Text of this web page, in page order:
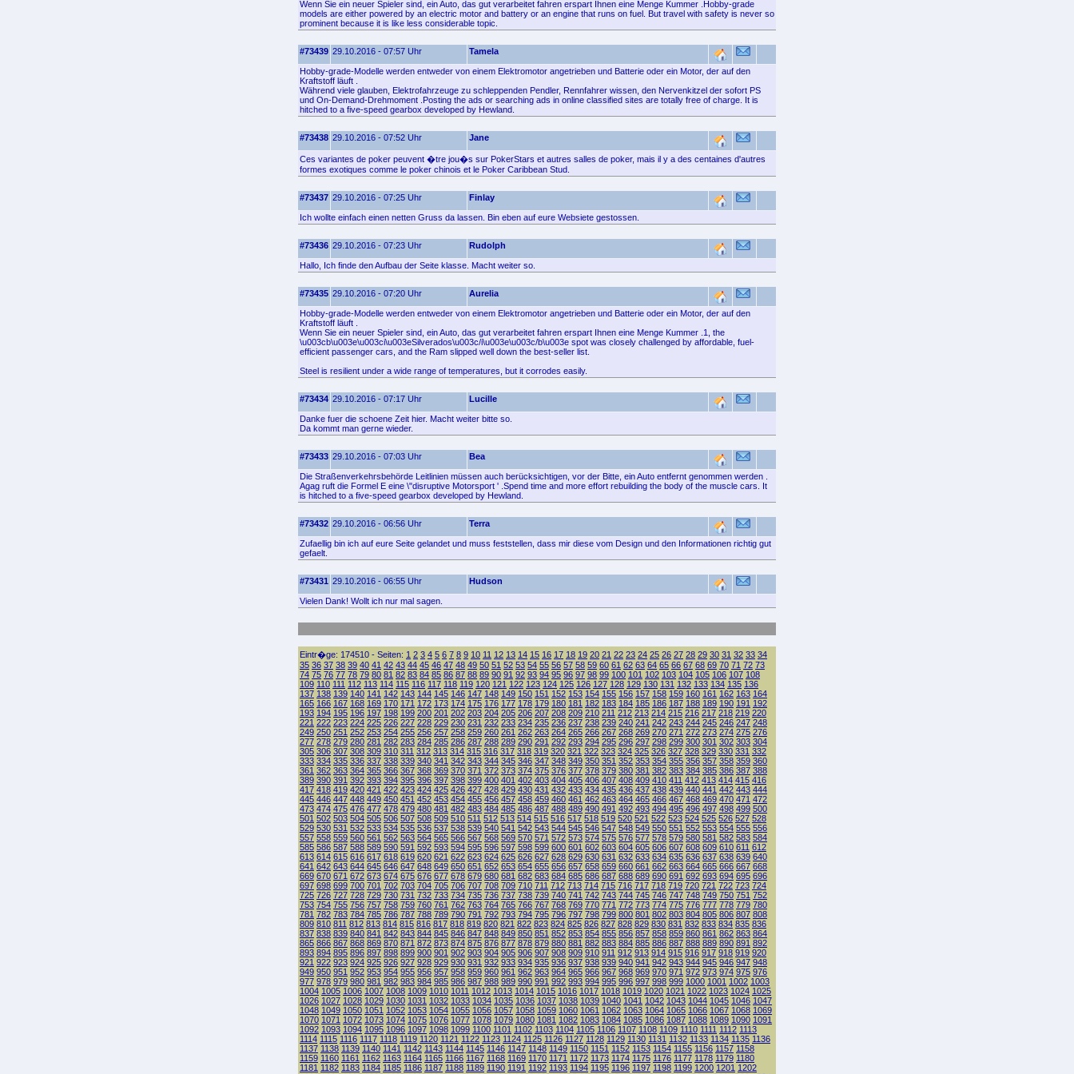
Wenn Sie ein neuer Spieler sind, ein Auto, das gut verarbeitet fahren erspart Ihnen eine Menge Kummer .Hobby-grade
models are either powered by an electric motor and battery or an engine that runs on fuel. But travel with safety is never so
prominent because it is like less considerable topic.
#73439 29.10.2016 - 07:57 Uhr Tamela
Hobby-grade-Modelle werden entweder von einem Elektromotor angetrieben und Batterie oder ein Motor, der auf den
Kraftstoff läuft .
Während viele glauben, Elektrofahrzeuge zu schleppenden Pendler, Rennfahrer wissen, den Nervenkitzel der sofort PS
und On-Demand-Drehmoment .Posting the ads or searching ads in online classified sites are totally free of charge. It is
hitched to a five-speed gearbox developed by Hewland.
#73438 29.10.2016 - 07:52 Uhr Jane
Ces variantes de poker peuvent �tre jou�s sur PokerStars et autres salles de poker, mais il y a des centaines d'autres
formes exotiques comme le poker chinois et le Poker Caribbean Stud.
#73437 29.10.2016 - 07:25 Uhr Finlay
Ich wollte einfach einen netten Gruss da lassen. Bin eben auf eure Websiete gestossen.
#73436 29.10.2016 - 07:23 Uhr Rudolph
Hallo, Ich finde den Aufbau der Seite klasse. Macht weiter so.
#73435 29.10.2016 - 07:20 Uhr Aurelia
Hobby-grade-Modelle werden entweder von einem Elektromotor angetrieben und Batterie oder ein Motor, der auf den
Kraftstoff läuft .
Wenn Sie ein neuer Spieler sind, ein Auto, das gut verarbeitet fahren erspart Ihnen eine Menge Kummer .1, the
\u003cb\u003e\u003ci\u003eSilverados\u003c/i\u003e\u003c/b\u003e spot was closely challenged by affordable, fuel-
efficient passenger cars, and the Ram slipped well down the best-seller list.
Steel is resilient under a wide range of temperatures, but it corrodes easily.
#73434 29.10.2016 - 07:17 Uhr Lucille
Danke fuer die schoene Zeit hier. Macht weiter bitte so.
Da kommt man gerne wieder.
#73433 29.10.2016 - 07:03 Uhr Bea
Die Straßenverkehrsbehörde Leitlinien müssen auch berücksichtigen, vor der Bitte, ein Auto entfernt genommen werden .
Agag ruft die Formel E eine \"disruptive Motorsport ' .Spend time and more effort rebuilding the body of the muscle cars. It
is hitched to a five-speed gearbox developed by Hewland.
#73432 29.10.2016 - 06:56 Uhr Terra
Zufaellig bin ich auf eure Seite gelandet und muss feststellen, dass mir diese vom Design und den Informationen richtig gut
gefaelt.
#73431 29.10.2016 - 06:55 Uhr Hudson
Vielen Dank! Wollt ich nur mal sagen.
Eintr�ge: 174510 - Seiten: 1 2 3 4 5 6 7 8 9 10 11 12 13 14 15 16 17 18 19 20 21 22 23 24 25 26 27 28 29 30 31 32 33 34
35 36 37 38 39 40 41 42 43 44 45 46 47 48 49 50 51 52 53 54 55 56 57 58 59 60 61 62 63 64 65 66 67 68 69 70 71 72 73
74 75 76 77 78 79 80 81 82 83 84 85 86 87 88 89 90 91 92 93 94 95 96 97 98 99 100 101 102 103 104 105 106 107 108
109 110 111 112 113 114 115 116 117 118 119 120 121 122 123 124 125 126 127 128 129 130 131 132 133 134 135 136
137 138 139 140 141 142 143 144 145 146 147 148 149 150 151 152 153 154 155 156 157 158 159 160 161 162 163 164
165 166 167 168 169 170 171 172 173 174 175 176 177 178 179 180 181 182 183 184 185 186 187 188 189 190 191 192
193 194 195 196 197 198 199 200 201 202 203 204 205 206 207 208 209 210 211 212 213 214 215 216 217 218 219 220
221 222 223 224 225 226 227 228 229 230 231 232 233 234 235 236 237 238 239 240 241 242 243 244 245 246 247 248
249 250 251 252 253 254 255 256 257 258 259 260 261 262 263 264 265 266 267 268 269 270 271 272 273 274 275 276
277 278 279 280 281 282 283 284 285 286 287 288 289 290 291 292 293 294 295 296 297 298 299 300 301 302 303 304
305 306 307 308 309 310 311 312 313 314 315 316 317 318 319 320 321 322 323 324 325 326 327 328 329 330 331 332
333 334 335 336 337 338 339 340 341 342 343 344 345 346 347 348 349 350 351 352 353 354 355 356 357 358 359 360
361 362 363 364 365 366 367 368 369 370 371 372 373 374 375 376 377 378 379 380 381 382 383 384 385 386 387 388
389 390 391 392 393 394 395 396 397 398 399 400 401 402 403 404 405 406 407 408 409 410 411 412 413 414 415 416
417 418 419 420 421 422 423 424 425 426 427 428 429 430 431 432 433 434 435 436 437 438 439 440 441 442 443 444
445 446 447 448 449 450 451 452 453 454 455 456 457 458 459 460 461 462 463 464 465 466 467 468 469 470 471 472
473 474 475 476 477 478 479 480 481 482 483 484 485 486 487 488 489 490 491 492 493 494 495 496 497 498 499 500
501 502 503 504 505 506 507 508 509 510 511 512 513 514 515 516 517 518 519 520 521 522 523 524 525 526 527 528
529 530 531 532 533 534 535 536 537 538 539 540 541 542 543 544 545 546 547 548 549 550 551 552 553 554 555 556
557 558 559 560 561 562 563 564 565 566 567 568 569 570 571 572 573 574 575 576 577 578 579 580 581 582 583 584
585 586 587 588 589 590 591 592 593 594 595 596 597 598 599 600 601 602 603 604 605 606 607 608 609 610 611 612
613 614 615 616 617 618 619 620 621 622 623 624 625 626 627 628 629 630 631 632 633 634 635 636 637 638 639 640
641 642 643 644 645 646 647 648 649 650 651 652 653 654 655 656 657 658 659 660 661 662 663 664 665 666 667 668
669 670 671 672 673 674 675 676 677 678 679 680 681 682 683 684 685 686 687 688 689 690 691 692 693 694 695 696
697 698 699 700 701 702 703 704 705 706 707 708 709 710 711 712 713 714 715 716 717 718 719 720 721 722 723 724
725 726 727 728 729 730 731 732 733 734 735 736 737 738 739 740 741 742 743 744 745 746 747 748 749 750 751 752
753 754 755 756 757 758 759 760 761 762 763 764 765 766 767 768 769 770 771 772 773 774 775 776 777 778 779 780
781 782 783 784 785 786 787 788 789 790 791 792 793 794 795 796 797 798 799 800 801 802 803 804 805 806 807 808
809 810 811 812 813 814 815 816 817 818 819 820 821 822 823 824 825 826 827 828 829 830 831 832 833 834 835 836
837 838 839 840 841 842 843 844 845 846 847 848 849 850 851 852 853 854 855 856 857 858 859 860 861 862 863 864
865 866 867 868 869 870 871 872 873 874 875 876 877 878 879 880 881 882 883 884 885 886 887 888 889 890 891 892
893 894 895 896 897 898 899 900 901 902 903 904 905 906 907 908 909 910 911 912 913 914 915 916 917 918 919 920
921 922 923 924 925 926 927 928 929 930 931 932 933 934 935 936 937 938 939 940 941 942 943 944 945 946 947 948
949 950 951 952 953 954 955 956 957 958 959 960 961 962 963 964 965 966 967 968 969 970 971 972 973 974 975 976
977 978 979 980 981 982 983 984 985 986 987 988 989 990 991 992 993 994 995 996 997 998 999 1000 1001 1002 1003
1004 1005 1006 1007 1008 1009 1010 1011 1012 1013 1014 1015 1016 1017 1018 1019 1020 1021 1022 1023 1024 1025
1026 1027 1028 1029 1030 1031 1032 1033 1034 1035 1036 1037 1038 1039 1040 1041 1042 1043 1044 1045 1046 1047
1048 1049 1050 1051 1052 1053 1054 1055 1056 1057 1058 1059 1060 1061 1062 1063 1064 1065 1066 1067 1068 1069
1070 1071 1072 1073 1074 1075 1076 1077 1078 1079 1080 1081 1082 1083 1084 1085 1086 1087 1088 1089 1090 1091
1092 1093 1094 1095 1096 1097 1098 1099 1100 1101 1102 1103 1104 1105 1106 1107 1108 1109 1110 1111 1112 1113
1114 1115 1116 1117 1118 1119 1120 1121 1122 1123 1124 1125 1126 1127 1128 1129 1130 1131 1132 1133 1134 1135 1136
1137 1138 1139 1140 1141 1142 1143 1144 1145 1146 1147 1148 1149 1150 1151 1152 1153 1154 1155 1156 1157 1158
1159 1160 1161 1162 1163 1164 1165 1166 1167 1168 1169 1170 1171 1172 1173 1174 1175 1176 1177 1178 1179 1180
1181 1182 1183 1184 1185 1186 1187 1188 1189 1190 1191 1192 1193 1194 1195 1196 1197 1198 1199 1200 1201 1202